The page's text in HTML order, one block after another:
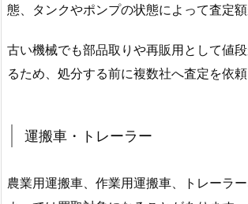
態、タンクやポンプの状態によって査定額
古い機械でも部品取りや再販用として値
るため、処分する前に複数社へ査定を依頼
運搬車・トレーラー
農業用運搬車、作業用運搬車、トレーラ